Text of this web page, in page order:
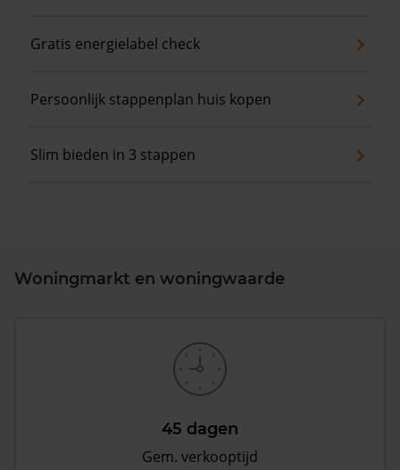
Gratis energielabel check
Persoonlijk stappenplan huis kopen
Slim bieden in 3 stappen
Woningmarkt en woningwaarde
45 dagen
Gem. verkooptijd